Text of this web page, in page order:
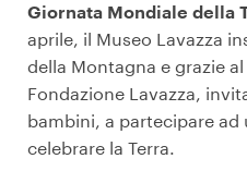
Giornata Mondiale della
aprile, il Museo Lavazza
della Montagna e grazie
Fondazione Lavazza,
bambini, a partecipare
celebrare la Terra.